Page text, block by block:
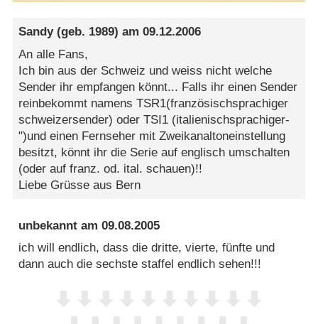
Sandy(geb. 1989) am09.12.2006
An alle Fans,
Ich bin aus der Schweiz und weiss nicht welche
Sender ihr empfangen könnt... Falls ihr einen Sender
reinbekommt namens TSR1(französischsprachiger
schweizersender) oder TSI1 (italienischsprachiger-
")und einen Fernseher mit Zweikanaltoneinstellung
besitzt, könnt ihr die Serie auf englisch umschalten
(oder auf franz. od. ital. schauen)!!
Liebe Grüsse aus Bern
unbekannt am09.08.2005
ich will endlich, dass die dritte, vierte, fünfte und
dann auch die sechste staffel endlich sehen!!!